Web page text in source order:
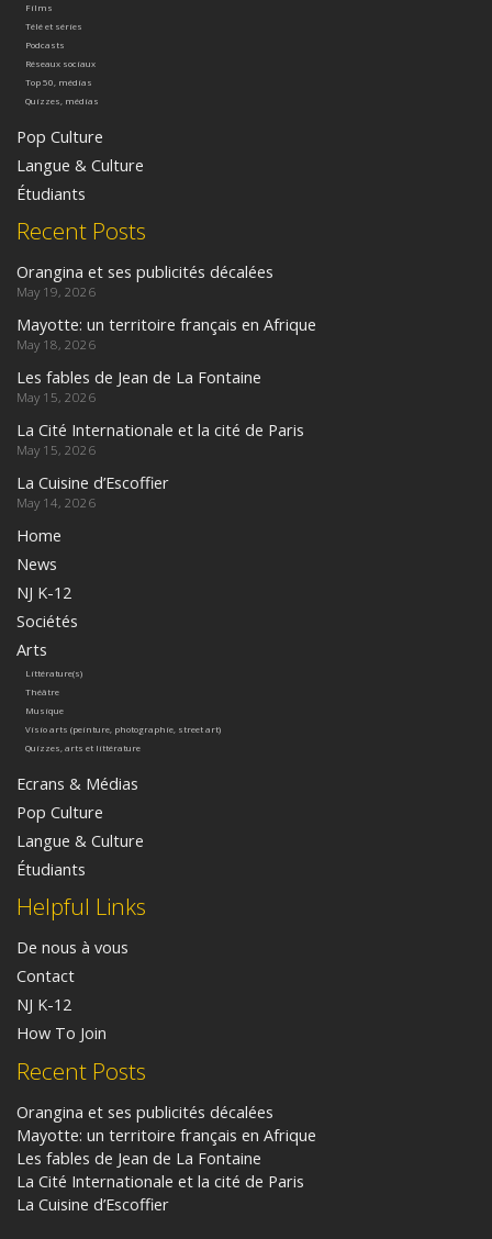
Helpful Links
De nous à vous
Contact
NJ K-12
How To Join
Recent Posts
Orangina et ses publicités décalées
Mayotte: un territoire français en Afrique
Les fables de Jean de La Fontaine
La Cité Internationale et la cité de Paris
La Cuisine d’Escoffier
Recent Posts
Orangina et ses publicités décalées
May 19, 2026
Mayotte: un territoire français en Afrique
May 18, 2026
Les fables de Jean de La Fontaine
May 15, 2026
La Cité Internationale et la cité de Paris
May 15, 2026
La Cuisine d’Escoffier
May 14, 2026
Home
News
NJ K-12
Sociétés
Arts
Littérature(s)
Théâtre
Musique
Visio arts (peinture, photographie, street art)
Quizzes, arts et littérature
Ecrans & Médias
Pop Culture
Langue & Culture
Étudiants
Films
Télé et séries
Podcasts
Réseaux sociaux
Top 50, médias
Quizzes, médias
Pop Culture
Langue & Culture
Étudiants